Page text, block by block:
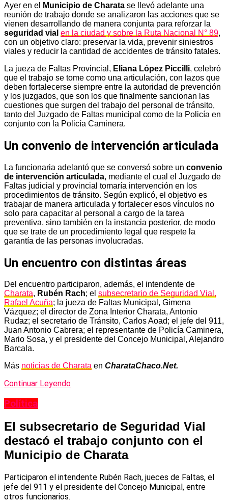
Ayer en el Municipio de Charata se llevó adelante una
reunión de trabajo donde se analizaron las acciones que se
vienen desarrollando de manera conjunta para reforzar la
seguridad vial en la ciudad y sobre la Ruta Nacional N° 89,
con un objetivo claro: preservar la vida, prevenir siniestros
viales y reducir la cantidad de accidentes de tránsito fatales.
La jueza de Faltas Provincial, Eliana López Piccilli, celebró
que el trabajo se tome como una articulación, con lazos que
deben fortalecerse siempre entre la autoridad de prevención
y los juzgados, que son los que finalmente sancionan las
cuestiones que surgen del trabajo del personal de tránsito,
tanto del Juzgado de Faltas municipal como de la Policía en
conjunto con la Policía Caminera.
Un convenio de intervención articulada
La funcionaria adelantó que se conversó sobre un convenio
de intervención articulada, mediante el cual el Juzgado de
Faltas judicial y provincial tomaría intervención en los
procedimientos de tránsito. Según explicó, el objetivo es
trabajar de manera articulada y fortalecer esos vínculos no
solo para capacitar al personal a cargo de la tarea
preventiva, sino también en la instancia posterior, de modo
que se trate de un procedimiento legal que respete la
garantía de las personas involucradas.
Un encuentro con distintas áreas
Del encuentro participaron, además, el intendente de
Charata, Rubén Rach; el subsecretario de Seguridad Vial,
Rafael Acuña; la jueza de Faltas Municipal, Gimena
Vázquez; el director de Zona Interior Charata, Antonio
Rudaz; el secretario de Tránsito, Carlos Aoad; el jefe del 911,
Juan Antonio Cabrera; el representante de Policía Caminera,
Mario Sosa, y el presidente del Concejo Municipal, Alejandro
Barcala.
Más noticias de Charata en CharataChaco.Net.
Continuar Leyendo
Política
El subsecretario de Seguridad Vial
destacó el trabajo conjunto con el
Municipio de Charata
Participaron el intendente Rubén Rach, jueces de Faltas, el
jefe del 911 y el presidente del Concejo Municipal, entre
otros funcionarios.